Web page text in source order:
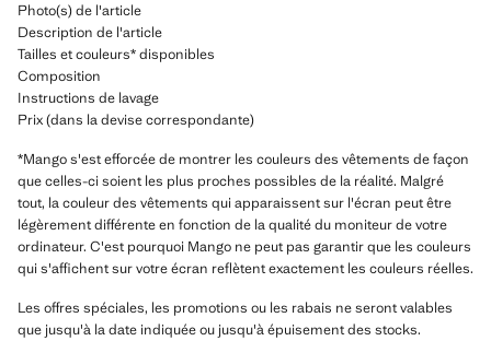
Photo(s) de l'article
Description de l'article
Tailles et couleurs* disponibles
Composition
Instructions de lavage
Prix (dans la devise correspondante)
*Mango s'est efforcée de montrer les couleurs des vêtements de façon
que celles-ci soient les plus proches possibles de la réalité. Malgré
tout, la couleur des vêtements qui apparaissent sur l'écran peut être
légèrement différente en fonction de la qualité du moniteur de votre
ordinateur. C'est pourquoi Mango ne peut pas garantir que les couleurs
qui s'affichent sur votre écran reflètent exactement les couleurs réelles.
Les offres spéciales, les promotions ou les rabais ne seront valables
que jusqu'à la date indiquée ou jusqu'à épuisement des stocks.